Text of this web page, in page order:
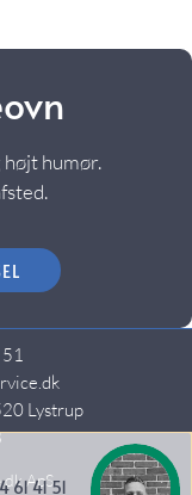
humør.
Lystrup
ApS
61 41 51